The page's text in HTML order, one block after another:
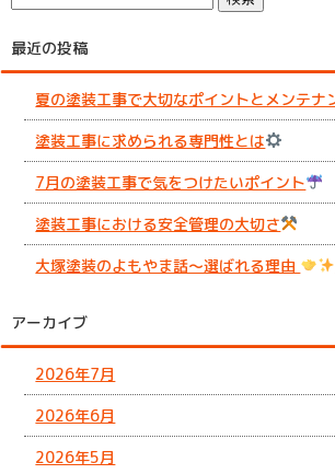
最近の投稿
夏の塗装工事で大切なポイントとメンテナ
塗装工事に求められる専門性とは
7月の塗装工事で気をつけたいポイント
塗装工事における安全管理の大切さ
大塚塗装のよもやま話～選ばれる理由
アーカイブ
2026年7月
2026年6月
2026年5月